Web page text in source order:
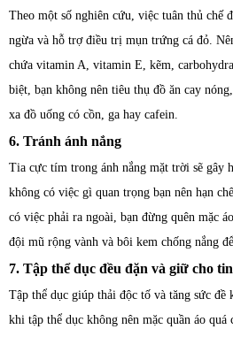
Theo một số nghiên cứu, việc tuân thủ chế
ngừa và hỗ trợ điều trị mụn trứng cá đỏ.
chứa vitamin A, vitamin E, kẽm,
biệt, bạn không nên tiêu thụ đồ ăn cay
xa đồ uống có cồn, ga hay cafein.
6. Tránh ánh nắng
Tia cực tím trong ánh nắng mặt trời sẽ gây
không có việc gì quan trọng bạn nên hạn
có việc phải ra ngoài, bạn đừng quên mặc
đội mũ rộng vành và bôi kem chống nắng
7. Tập thể dục đều đặn và giữ cho
Tập thể dục giúp thải độc tố và tăng sức đề
khi tập thể dục không nên mặc quần áo